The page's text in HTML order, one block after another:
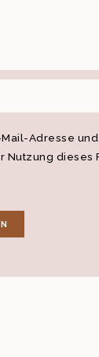
Adresse
Nutzung dieses